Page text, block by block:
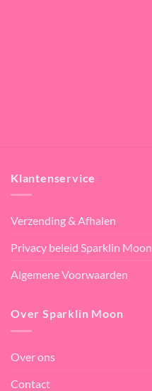
Klantenservice
Verzending & Afhalen
Privacy beleid Sparklin Moon
Algemene Voorwaarden
Over Sparklin Moon
Over ons
Contact